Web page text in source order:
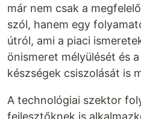
már nem csak a
szól, hanem egy
útról, ami a piaci
önismeret mélyülését és
készségek csiszolását is
A technológiai szektor
fejlesztőknek is